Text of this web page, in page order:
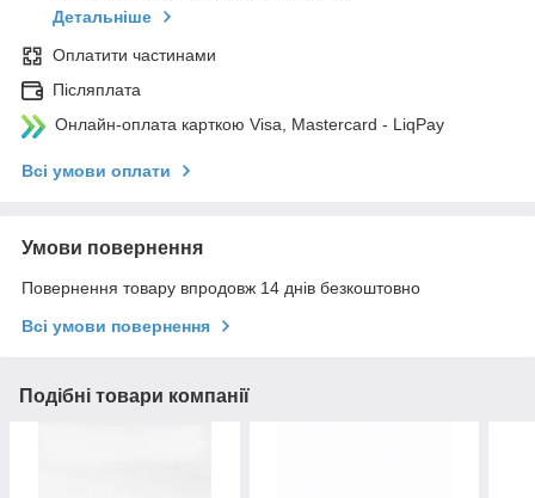
Детальніше
Оплатити частинами
Післяплата
Онлайн-оплата карткою Visa, Mastercard - LiqPay
Всі умови оплати
Умови повернення
Повернення товару впродовж 14 днів безкоштовно
Всі умови повернення
Подібні товари компанії